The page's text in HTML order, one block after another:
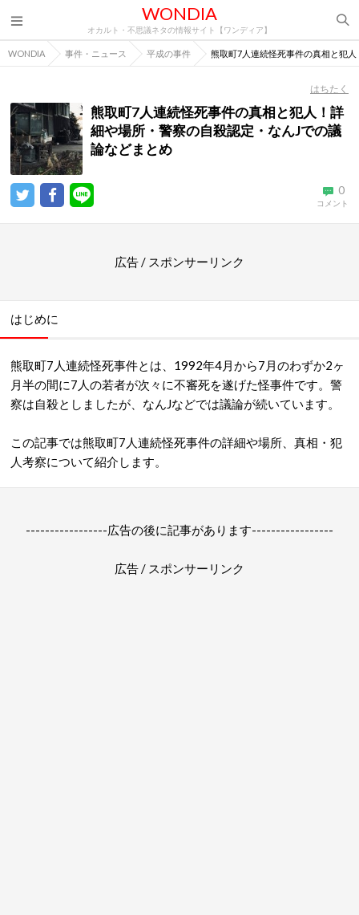
WONDIA
オカルト・不思議ネタの情報サイト【ワンディア】
WONDIA 事件・ニュース 平成の事件 熊取町7人連続怪死事件の真相と犯
はちたく
熊取町7人連続怪死事件の真相と犯人！詳
細や場所・警察の自殺認定・なんJでの議
論などまとめ
0
コメント
広告 / スポンサーリンク
はじめに
熊取町7人連続怪死事件とは、1992年4月から7月のわずか2ヶ
月半の間に7人の若者が次々に不審死を遂げた怪事件です。警
察は自殺としましたが、なんJなどでは議論が続いています。
この記事では熊取町7人連続怪死事件の詳細や場所、真相・犯
人考察について紹介します。
-----------------広告の後に記事があります-----------------
広告 / スポンサーリンク